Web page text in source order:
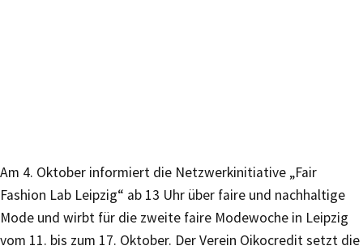
Am 4. Oktober informiert die Netzwerkinitiative „Fair
Fashion Lab Leipzig“ ab 13 Uhr über faire und nachhaltige
Mode und wirbt für die zweite faire Modewoche in Leipzig
vom 11. bis zum 17. Oktober. Der Verein Oikocredit setzt die